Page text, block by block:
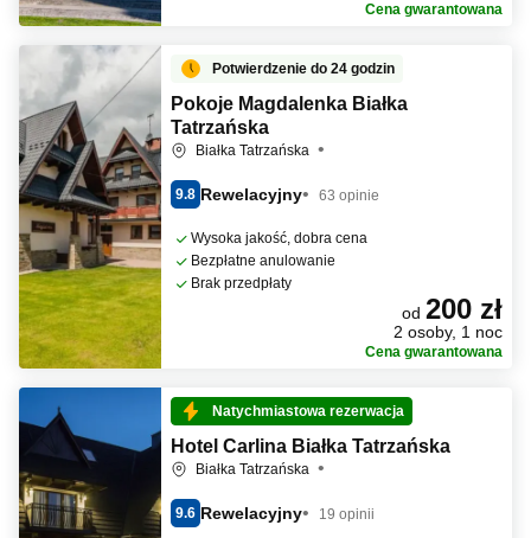
Cena gwarantowana
Potwierdzenie do 24 godzin
Pokoje Magdalenka Białka
Tatrzańska
Białka Tatrzańska
9.8 Rewelacyjny 63 opinie
Wysoka jakość, dobra cena
Bezpłatne anulowanie
Brak przedpłaty
od 200 zł
2 osoby, 1 noc
Cena gwarantowana
Natychmiastowa rezerwacja
Hotel Carlina Białka Tatrzańska
Białka Tatrzańska
9.6 Rewelacyjny 19 opinii